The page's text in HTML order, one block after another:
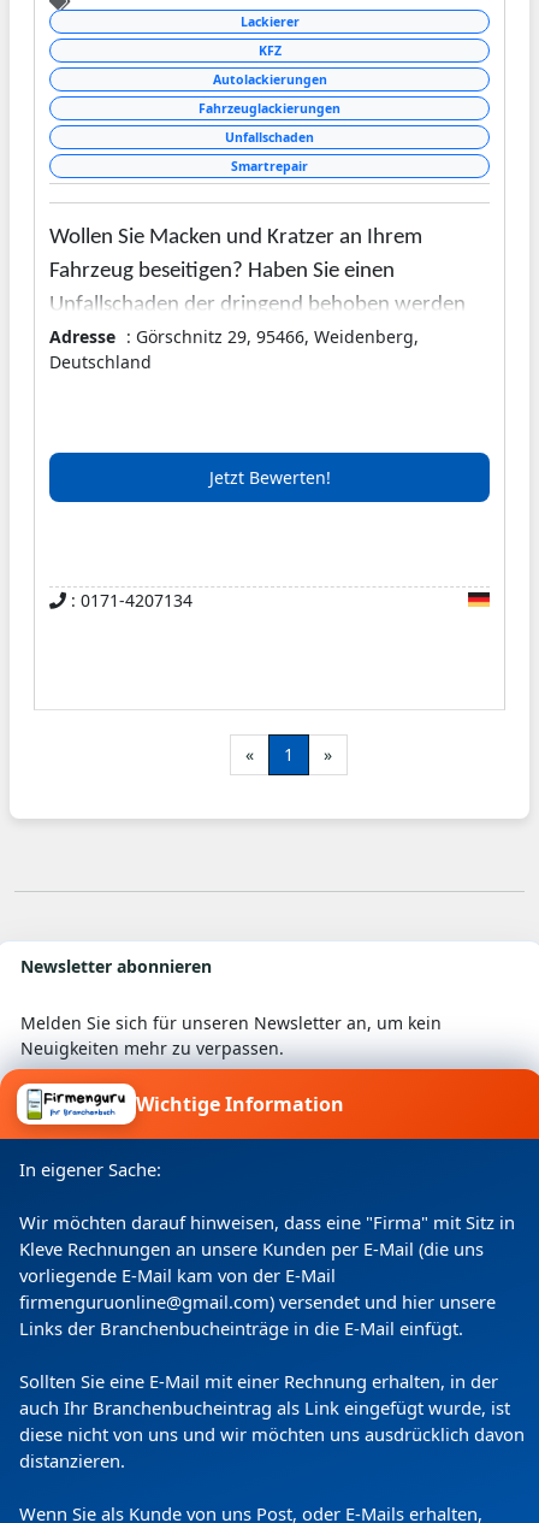
Lackierer
KFZ
Autolackierungen
Fahrzeuglackierungen
Unfallschaden
Smartrepair
Wollen Sie Macken und Kratzer an Ihrem
Fahrzeug beseitigen? Haben Sie einen
Unfallschaden der dringend behoben werden
soll? Dann sind Sie bei Lutz Schröder Teil-
Lackierungen genau richtig!
einen flexiblen Service der sich an den
Bedürfnissen unserer Kunden orientiert.
einen reibungslosen Ablauf aller Tätigkeiten
Innovation, Flexibilität und Vielseitigkeit aus.
In unserer Autolackiererei finden Sie einen
Unikat.
selbst!
Adresse : Görschnitz 29, 95466, Weidenberg,
Deutschland
Jetzt Bewerten!
: 0171-4207134
« 1 »
Newsletter abonnieren
Melden Sie sich für unseren Newsletter an, um kein
Neuigkeiten mehr zu verpassen.
Ich willige ein, dass meine Angaben laut
Datenschutzerklärung zweckgebunden verarbeitet
Copyright
Wichtige Information
In eigener Sache:
Wir möchten darauf hinweisen, dass eine "Firma" mit Sitz in
Kleve Rechnungen an unsere Kunden per E-Mail (die uns
vorliegende E-Mail kam von der E-Mail
firmenguruonline@gmail.com) versendet und hier unsere
Links der Branchenbucheinträge in die E-Mail einfügt.
Sollten Sie eine E-Mail mit einer Rechnung erhalten, in der
auch Ihr Branchenbucheintrag als Link eingefügt wurde, ist
diese nicht von uns und wir möchten uns ausdrücklich davon
distanzieren.
Wenn Sie als Kunde von uns Post, oder E-Mails erhalten,